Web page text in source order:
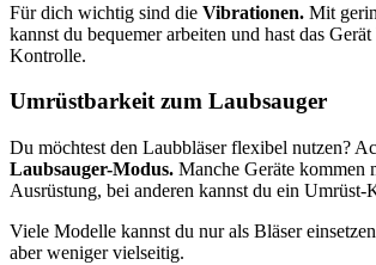
Für dich wichtig sind die Vibrationen. Mit
kannst du bequemer arbeiten und hast das Gerät
Kontrolle.
Umrüstbarkeit zum Laubsauger
Du möchtest den Laubbläser flexibel nutzen?
Laubsauger-Modus. Manche Geräte kommen
Ausrüstung, bei anderen kannst du ein Umrüst-
Viele Modelle kannst du nur als Bläser
aber weniger vielseitig.